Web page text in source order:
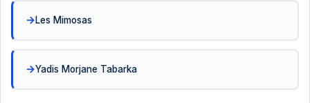
Les Mimosas
Yadis Morjane Tabarka